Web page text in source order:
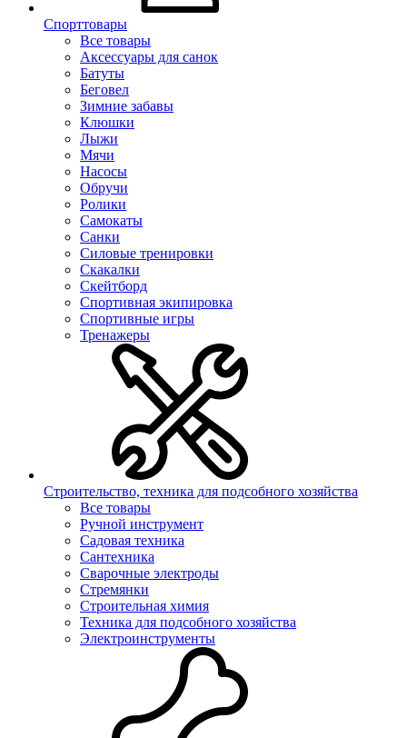
Спорттовары
Все товары
Аксессуары для санок
Батуты
Беговел
Зимние забавы
Клюшки
Лыжи
Мячи
Насосы
Обручи
Ролики
Самокаты
Санки
Силовые тренировки
Скакалки
Скейтборд
Спортивная экипировка
Спортивные игры
Тренажеры
Строительство, техника для подсобного хозяйства
Все товары
Ручной инструмент
Садовая техника
Сантехника
Сварочные электроды
Стремянки
Строительная химия
Техника для подсобного хозяйства
Электроинструменты